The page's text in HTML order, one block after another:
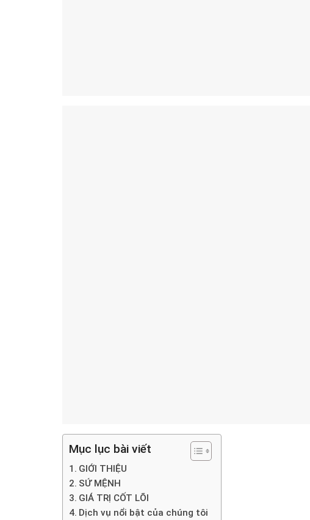
Mục lục bài viết
GIỚI THIỆU
SỨ MỆNH
GIÁ TRỊ CỐT LÕI
Dịch vụ nổi bật của chúng tôi